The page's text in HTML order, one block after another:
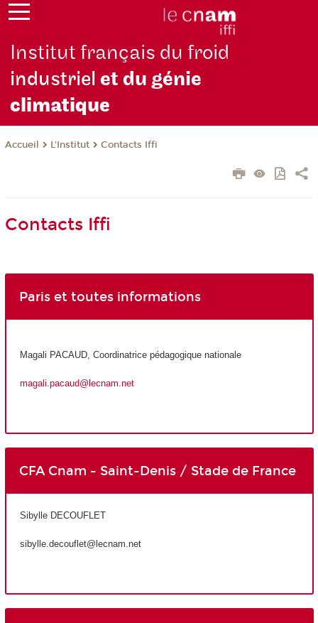
Institut français du froid
industrielet du génie
climatique
Accueil L'Institut Contacts Iffi
Contacts Iffi
Paris et toutes informations
Magali PACAUD, Coordinatrice pédagogique nationale
magali.pacaud@lecnam.net
CFA Cnam - Saint-Denis / Stade de France
Sibylle DECOUFLET
sibylle.decouflet@lecnam.net